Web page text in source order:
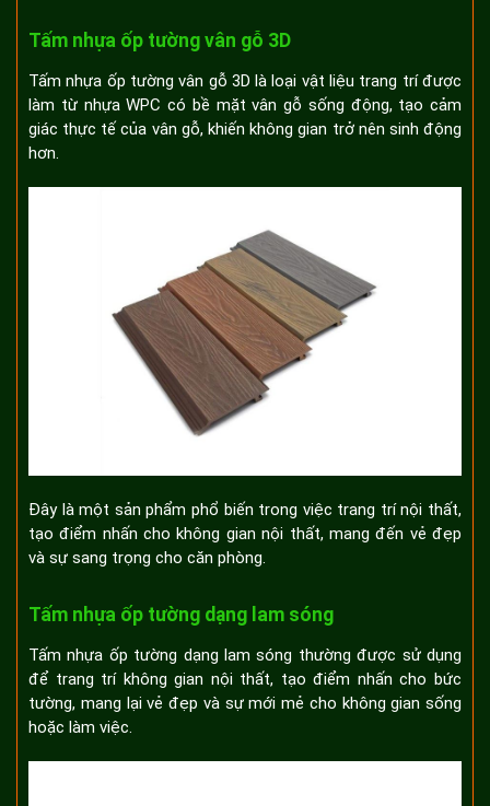
Tấm nhựa ốp tường vân gỗ 3D
Tấm nhựa ốp tường vân gỗ 3D là loại vật liệu trang trí được
làm từ nhựa WPC có bề mặt vân gỗ sống động, tạo cảm
giác thực tế của vân gỗ, khiến không gian trở nên sinh động
hơn.
Đây là một sản phẩm phổ biến trong việc trang trí nội thất,
tạo điểm nhấn cho không gian nội thất, mang đến vẻ đẹp
và sự sang trọng cho căn phòng.
Tấm nhựa ốp tường dạng lam sóng
Tấm nhựa ốp tường dạng lam sóng thường được sử dụng
để trang trí không gian nội thất, tạo điểm nhấn cho bức
tường, mang lại vẻ đẹp và sự mới mẻ cho không gian sống
hoặc làm việc.